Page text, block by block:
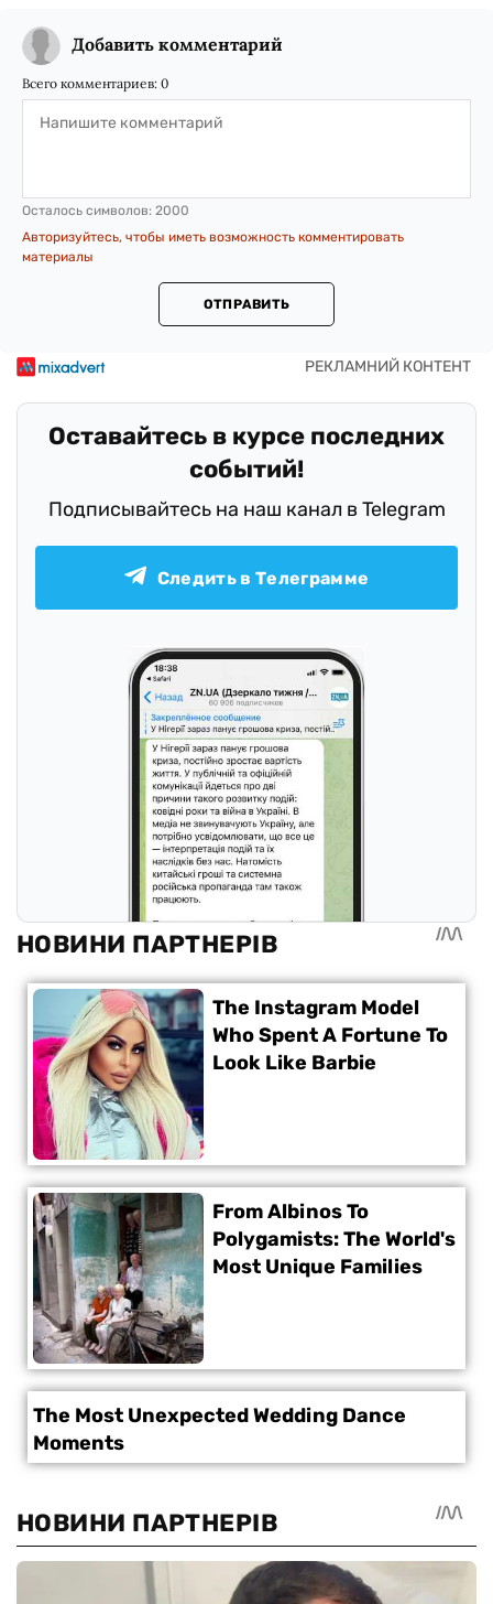
Добавить комментарий
Всего комментариев: 0
Осталось символов: 2000
Авторизуйтесь, чтобы иметь возможность комментировать
материалы
ОТПРАВИТЬ
Оставайтесь в курсе последних
событий!
Подписывайтесь на наш канал в Telegram
Следить в Телеграмме